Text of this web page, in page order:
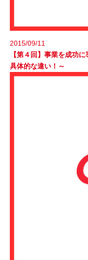
2015/09/11
【第４回】事業を成功
具体的な違い！～